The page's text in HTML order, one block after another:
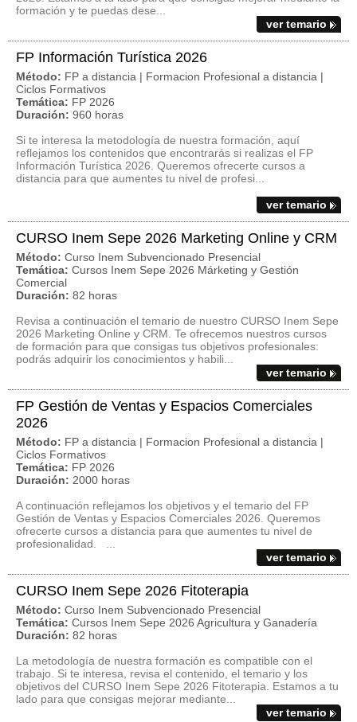
formación y te puedas dese...
ver temario
FP Información Turística 2026
Método: FP a distancia | Formacion Profesional a distancia |
Ciclos Formativos
Temática: FP 2026
Duración: 960 horas
Si te interesa la metodología de nuestra formación, aquí
reflejamos los contenidos que encontrarás si realizas el FP
Información Turística 2026. Queremos ofrecerte cursos a
distancia para que aumentes tu nivel de profesi...
ver temario
CURSO Inem Sepe 2026 Marketing Online y CRM
Método: Curso Inem Subvencionado Presencial
Temática: Cursos Inem Sepe 2026 Márketing y Gestión
Comercial
Duración: 82 horas
Revisa a continuación el temario de nuestro CURSO Inem Sepe
2026 Marketing Online y CRM. Te ofrecemos nuestros cursos
de formación para que consigas tus objetivos profesionales:
podrás adquirir los conocimientos y habili...
ver temario
FP Gestión de Ventas y Espacios Comerciales
2026
Método: FP a distancia | Formacion Profesional a distancia |
Ciclos Formativos
Temática: FP 2026
Duración: 2000 horas
A continuación reflejamos los objetivos y el temario del FP
Gestión de Ventas y Espacios Comerciales 2026. Queremos
ofrecerte cursos a distancia para que aumentes tu nivel de
profesionalidad. ...
ver temario
CURSO Inem Sepe 2026 Fitoterapia
Método: Curso Inem Subvencionado Presencial
Temática: Cursos Inem Sepe 2026 Agricultura y Ganadería
Duración: 82 horas
La metodología de nuestra formación es compatible con el
trabajo. Si te interesa, revisa el contenido, el temario y los
objetivos del CURSO Inem Sepe 2026 Fitoterapia. Estamos a tu
lado para que consigas mejorar mediante...
ver temario